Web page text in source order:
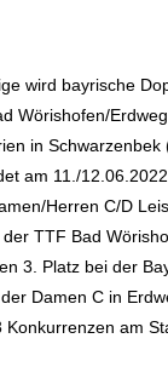
wird bayrische
Wörishofen/
in Schwarzenbek
am 11./
Herren C/D
TTF Bad
3. Platz bei der
Damen C in
Konkurrenzen am